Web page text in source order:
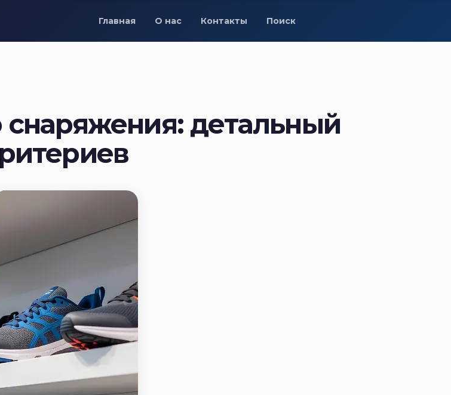
Главная О нас Контакты Поиск
детальный